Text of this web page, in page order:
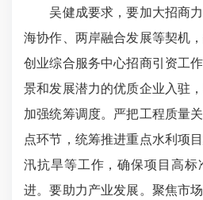
吴健成要求，要加大招商力
海协作、两岸融合发展等契机
创业综合服务中心招商引资工
景和发展潜力的优质企业入驻
加强统筹调度。严把工程质量
点环节，统筹推进重点水利项
汛抗旱等工作，确保项目高标
进。要助力产业发展。聚焦市